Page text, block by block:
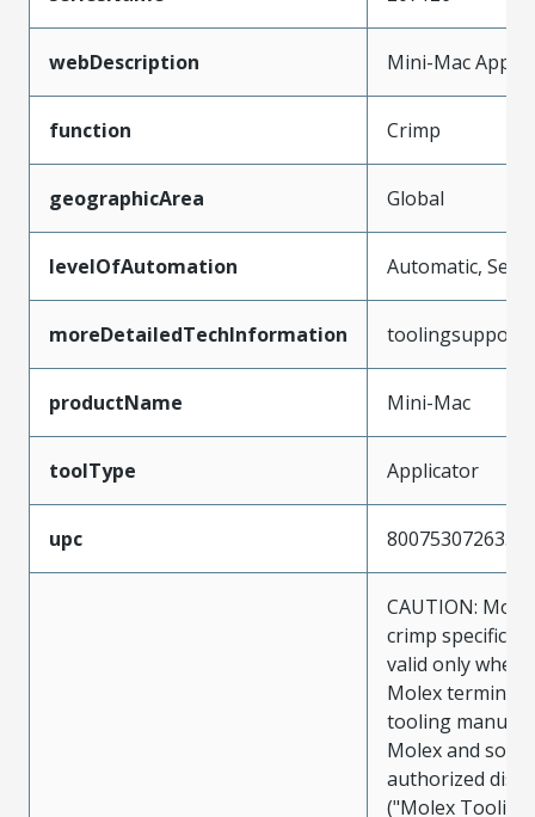
webDescription Mini-Mac
function Crimp
geographicArea Global
levelOfAutomation Automatic,
moreDetailedTechInformation
productName Mini-Mac
toolType Applicator
upc 800753072633
CAUTION:
crimp
valid only when
Molex
tooling
Molex and sold
authorized
("Molex